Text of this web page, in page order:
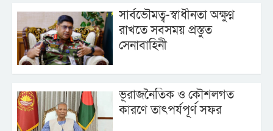
সার্বভৌমত্ব-স্বাধীনতা অক্ষুণ্ন
রাখতে সবসময় প্রস্তুত
সেনাবাহিনী
ভূরাজনৈতিক ও কৌশলগত
কারণে তাৎপর্যপূর্ণ সফর